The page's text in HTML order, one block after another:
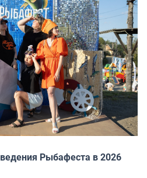
Рыбафеста в 2026